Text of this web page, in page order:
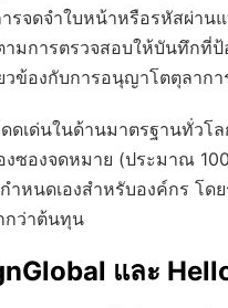
จดจำใบหน้าหรือรหัสผ่านแ
มการตรวจสอบให้บันทึกที่
ข้องกับการอนุญาโตตุลากา
ดเด่นในด้านมาตรฐานทั่วโ
ซองจดหมาย (ประมาณ
หนดเองสำหรับองค์กร โด
กว่าต้นทุน
และ